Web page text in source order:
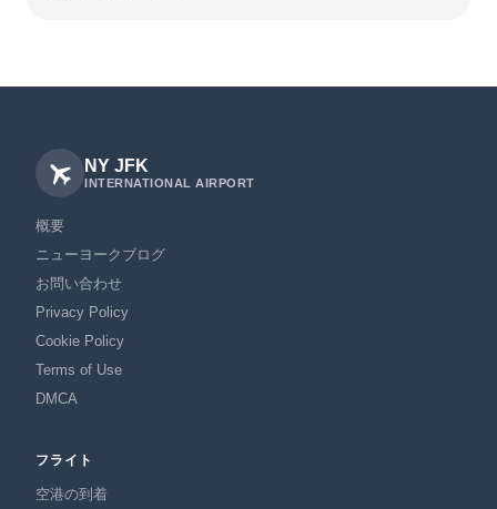
NY JFK
INTERNATIONAL AIRPORT
概要
ニューヨークブログ
お問い合わせ
Privacy Policy
Cookie Policy
Terms of Use
DMCA
フライト
空港の到着